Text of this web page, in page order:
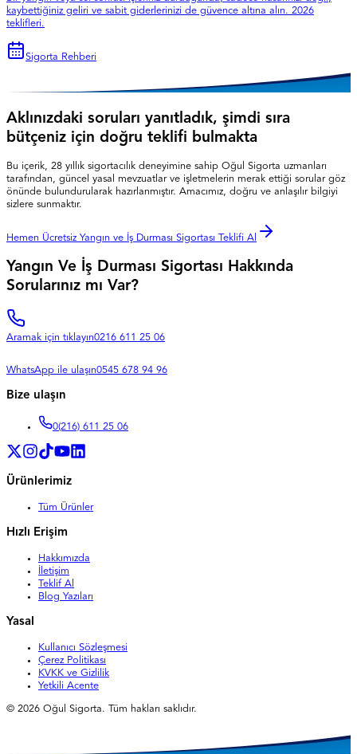
kaybettiğiniz geliri ve sabit giderlerinizi de güvence altına alın. 2026
teklifleri.
Sigorta Rehberi
Aklınızdaki soruları yanıtladık, şimdi sıra
bütçeniz için doğru teklifi bulmakta
Bu içerik, 28 yıllık sigortacılık deneyimine sahip Oğul Sigorta uzmanları
tarafından, güncel yasal mevzuatlar ve işletmelerin merak ettiği sorular göz
önünde bulundurularak hazırlanmıştır. Amacımız, doğru ve anlaşılır bilgiyi
sizlere sunmaktır.
Hemen Ücretsiz Yangın ve İş Durması Sigortası Teklifi Al
Yangın Ve İş Durması Sigortası Hakkında
Sorularınız mı Var?
Aramak için tıklayın0216 611 25 06
WhatsApp ile ulaşın0545 678 94 96
Bize ulaşın
0(216) 611 25 06
Ürünlerimiz
Tüm Ürünler
Hızlı Erişim
Hakkımızda
İletişim
Teklif Al
Blog Yazıları
Yasal
Kullanıcı Sözleşmesi
Çerez Politikası
KVKK ve Gizlilik
Yetkili Acente
© 2026 Oğul Sigorta. Tüm hakları saklıdır.